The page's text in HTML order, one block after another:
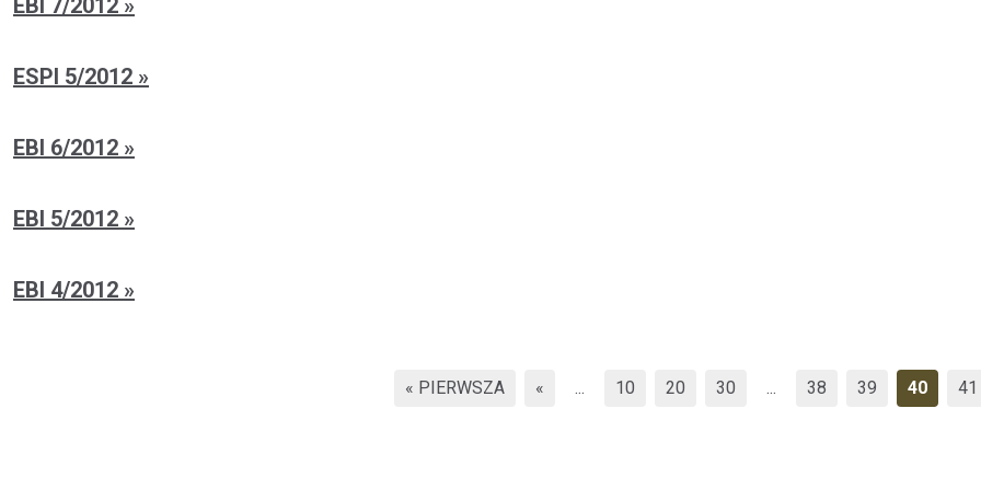
EBI 7/2012
ESPI 5/2012
EBI 6/2012
EBI 5/2012
EBI 4/2012
« PIERWSZA « ... 10 20 30 ... 38 39 40 41